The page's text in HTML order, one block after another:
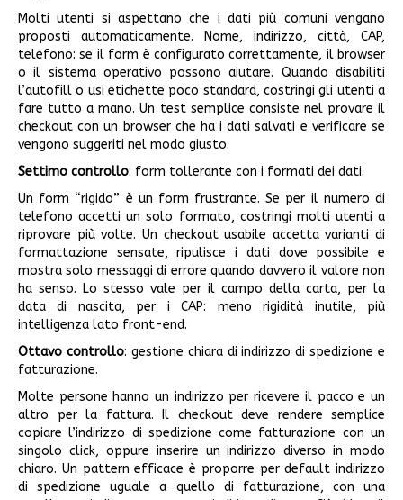
Molti utenti si aspettano che i dati più comuni vengano
proposti automaticamente. Nome, indirizzo, città, CAP,
telefono: se il form è configurato correttamente, il browser
o il sistema operativo possono aiutare. Quando disabiliti
l’autofill o usi etichette poco standard, costringi gli utenti a
fare tutto a mano. Un test semplice consiste nel provare il
checkout con un browser che ha i dati salvati e verificare se
vengono suggeriti nel modo giusto.
Settimo controllo: form tollerante con i formati dei dati.
Un form “rigido” è un form frustrante. Se per il numero di
telefono accetti un solo formato, costringi molti utenti a
riprovare più volte. Un checkout usabile accetta varianti di
formattazione sensate, ripulisce i dati dove possibile e
mostra solo messaggi di errore quando davvero il valore non
ha senso. Lo stesso vale per il campo della carta, per la
data di nascita, per i CAP: meno rigidità inutile, più
intelligenza lato front-end.
Ottavo controllo: gestione chiara di indirizzo di spedizione e
fatturazione.
Molte persone hanno un indirizzo per ricevere il pacco e un
altro per la fattura. Il checkout deve rendere semplice
copiare l’indirizzo di spedizione come fatturazione con un
singolo click, oppure inserire un indirizzo diverso in modo
chiaro. Un pattern efficace è proporre per default indirizzo
di spedizione uguale a quello di fatturazione, con una